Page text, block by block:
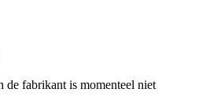
de fabrikant is momenteel niet